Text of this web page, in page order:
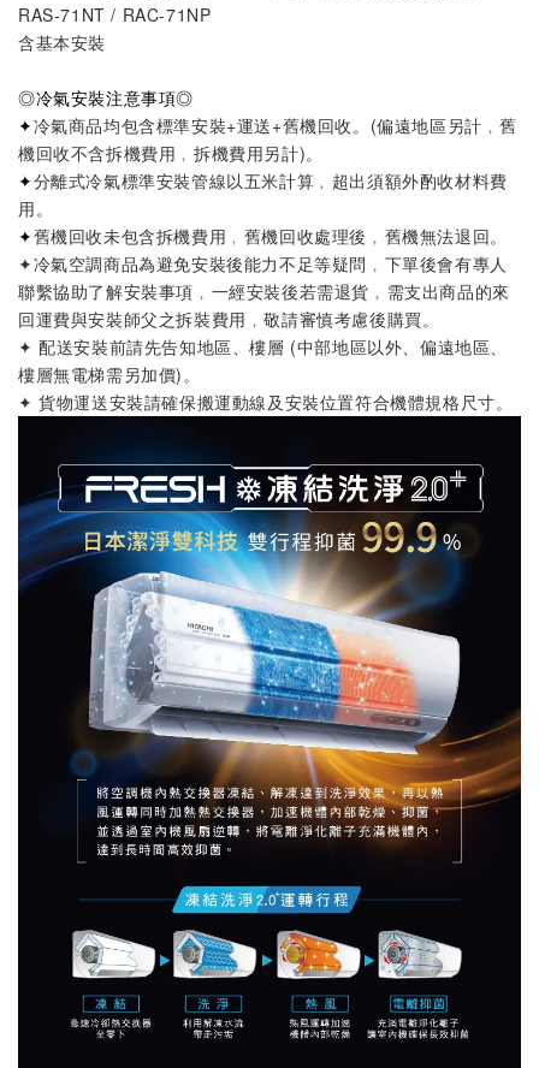
RAS-71NT / RAC-71NP
含基本安裝
◎冷氣安裝注意事項◎
✦冷氣商品均包含標準安裝+運送+舊機回收。 (偏遠地區另計﹐舊
機回收不含拆機費用﹐拆機費用另計)。
✦分離式冷氣標準安裝管線以五米計算 ﹐超出須額外酌收材料費
用。
✦舊機回收未包含拆機費用﹐舊機回收處理後﹐舊機無法退回。
✦冷氣空調商品為避免安裝後能力不足等疑問 ﹐ 下單後會有專人
聯繫協助了解安裝事項 ﹐ 一經安裝後若需退貨 ﹐ 需支出商品的來
回運費與安裝師父之拆裝費用 ﹐敬請審慎考慮後購買。
✦ 配送安裝前請先告知地區、樓層 (中部地區以外、偏遠地區、
樓層無電梯需另加價)。
✦ 貨物運送安裝請確保搬運動線及安裝位置符合機體規格尺寸。